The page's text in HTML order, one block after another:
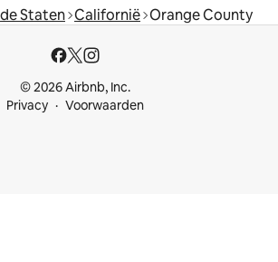
Staten Californië Orange County
© 2026 Airbnb, Inc.
Privacy
Voorwaarden